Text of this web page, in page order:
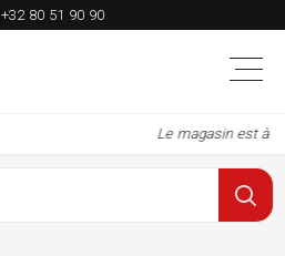
+32 80 51 90 90
Le magasin est à